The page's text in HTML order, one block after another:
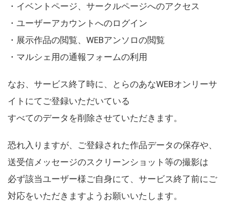
・イベントページ、サークルページへのアクセス
・ユーザーアカウントへのログイン
・展示作品の閲覧、WEBアンソロの閲覧
・マルシェ用の通報フォームの利用
なお、サービス終了時に、とらのあなWEBオンリーサ
イトにてご登録いただいている
すべてのデータを削除させていただきます。
恐れ入りますが、ご登録された作品データの保存や、
送受信メッセージのスクリーンショット等の撮影は
必ず該当ユーザー様ご自身にて、サービス終了前にご
対応をいただきますようお願いいたします。